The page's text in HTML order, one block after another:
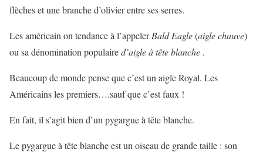
flèches et une branche d’olivier entre ses serres.
Les américain on tendance à l’appelerBald Eagle(aigle chauve)
ou sa dénomination populaired’aigle à tête blanche .
Beaucoup de monde pense que c’est un aigle Royal. Les
Américains les premiers….sauf que c’est faux !
En fait, il s’agit bien d’un pygargue à tête blanche.
Le pygargue à tête blanche est un oiseau de grande taille : son